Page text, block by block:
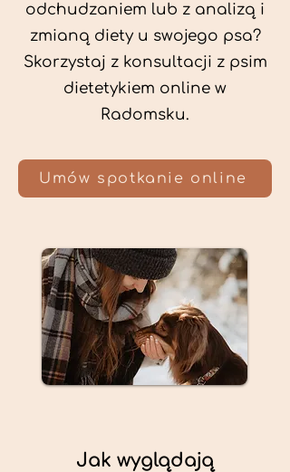
odchudzaniem lub z analizą i
zmianą diety u swojego psa?
Skorzystaj z konsultacji z psim
dietetykiem online w
Radomsku.
Umów spotkanie online
Jak wyglądają